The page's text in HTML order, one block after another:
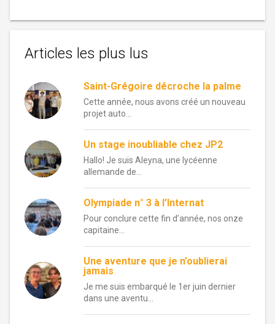
Articles les plus lus
Saint-Grégoire décroche la palme
Cette année, nous avons créé un nouveau
projet auto...
Un stage inoubliable chez JP2
Hallo! Je suis Aleyna, une lycéenne
allemande de...
Olympiade n° 3 à l’Internat
Pour conclure cette fin d’année, nos onze
capitaine...
Une aventure que je n’oublierai
jamais
Je me suis embarqué le 1er juin dernier
dans une aventu...